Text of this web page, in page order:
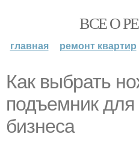
ВСЕ О
главная ремонт квартир
Как выбрать
подъемник
бизнеса